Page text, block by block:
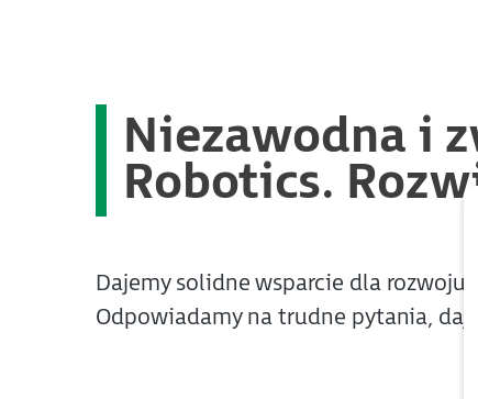
Niezawodna i
Robotics.
Dajemy solidne wsparcie dla rozwoju
Odpowiadamy na trudne pytania,